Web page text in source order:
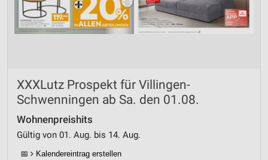
XXXLutz Prospekt für Villingen-
Schwenningen ab Sa. den 01.08.
Wohnenpreishits
Gültig von 01. Aug. bis 14. Aug.
📅 Kalendereintrag erstellen